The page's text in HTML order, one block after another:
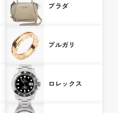
プラダ
ブルガリ
ロレックス